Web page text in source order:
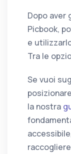
Dopo aver
Picbook,
e
Tra le
Se vuoi
la nostra